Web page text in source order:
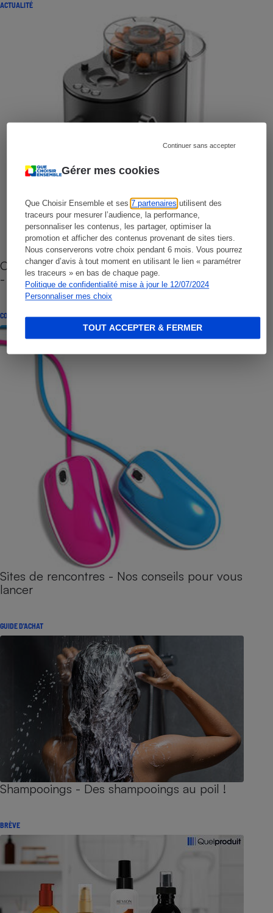
Gérer mes cookies
Que Choisir Ensemble et ses7 partenaires utilisent des
traceurs pour mesurer l’audience, la performance,
personnaliser les contenus, les partager, optimiser la
promotion et afficher des contenus provenant de sites tiers.
Nous conserverons votre choix pendant 6 mois. Vous pourrez
changer d’avis à tout moment en utilisant le lien « paramétrer
les traceurs » en bas de chaque page.
Politique de confidentialité mise à jour le 12/07/2024
Personnaliser mes choix
Continuer sans accepter
TOUT ACCEPTER & FERMER
ACTUALITÉ
Cafetière à capsules zéro déchet CoffeeB (vidéo)
- Premières impressions
CONSEILS
Sites de rencontres - Nos conseils pour vous
lancer
GUIDE D'ACHAT
Shampooings - Des shampooings au poil !
BRÈVE